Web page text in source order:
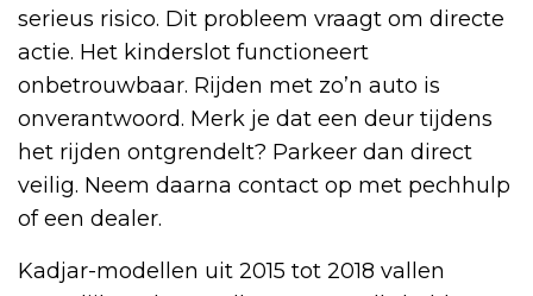
serieus risico. Dit probleem vraagt om directe
actie. Het kinderslot functioneert
onbetrouwbaar. Rijden met zo’n auto is
onverantwoord. Merk je dat een deur tijdens
het rijden ontgrendelt? Parkeer dan direct
veilig. Neem daarna contact op met pechhulp
of een dealer.
Kadjar-modellen uit 2015 tot 2018 vallen